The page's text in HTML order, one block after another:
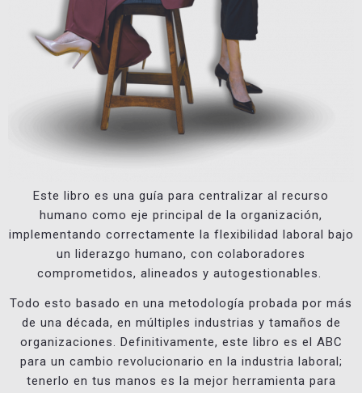
Este libro es una guía para centralizar al recurso
humano como eje principal de la organización,
implementando correctamente la flexibilidad laboral bajo
un liderazgo humano, con colaboradores
comprometidos, alineados y autogestionables.
Todo esto basado en una metodología probada por más
de una década, en múltiples industrias y tamaños de
organizaciones. Definitivamente, este libro es el ABC
para un cambio revolucionario en la industria laboral;
tenerlo en tus manos es la mejor herramienta para